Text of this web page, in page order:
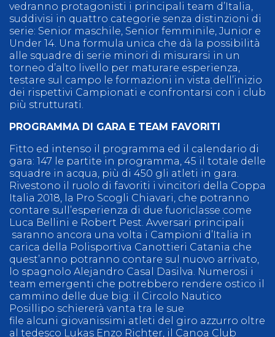
vedranno protagonisti i principali team d’Italia,
suddivisi in quattro categorie senza distinzioni di
serie: Senior maschile, Senior femminile, Junior e
Under 14. Una formula unica che dà la possibilità
alle squadre di serie minori di misurarsi in un
torneo d’alto livello per maturare esperienza,
testare sul campo le formazioni in vista dell’inizio
dei rispettivi Campionati e confrontarsi con i club
più strutturati.
PROGRAMMA DI GARA E TEAM FAVORITI
Fitto ed intenso il programma ed il calendario di
gara: 147 le partite in programma, 45 il totale delle
squadre in acqua, più di 450 gli atleti in gara.
Rivestono il ruolo di favoriti i vincitori della Coppa
Italia 2018, la Pro Scogli Chiavari, che potranno
contare sull’esperienza di due fuoriclasse come
Luca Bellini e Robert Pest. Avversari principali
saranno ancora una volta i Campioni d’Italia in
carica della Polisportiva Canottieri Catania che
quest’anno potranno contare sul nuovo arrivato,
lo spagnolo Alejandro Casal Dasilva. Numerosi i
team emergenti che potrebbero rendere ostico il
cammino delle due big: il Circolo Nautico
Posillipo schiererà vanta tra le sue
file alcuni giovanissimi atleti del giro azzurro oltre
al tedesco Lukas Enzo Richter, il Canoa Club